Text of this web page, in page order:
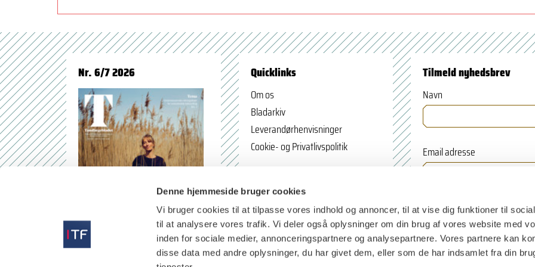
Denne hjemmeside bruger cookies
Vi bruger cookies til at tilpasse vores indhold og annoncer, til at vise dig funktioner til
til at analysere vores trafik. Vi deler også oplysninger om din brug af vores website med
inden for sociale medier, annonceringspartnere og analysepartnere. Vores partnere kan
disse data med andre oplysninger, du har givet dem, eller som de har indsamlet fra din
Nr. 6/7 2026 Quicklinks
Om os
Bladarkiv
Leverandørhenvisninger
Cookie- og Privatlivspolitik
Tilmeld nyhedsbrev
Navn
Email adresse